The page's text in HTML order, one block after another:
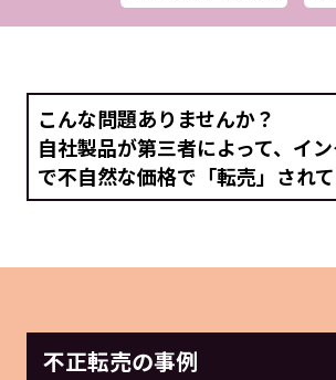
こんな問題ありませんか？
自社製品が第三者によって、イ
で不自然な価格で「転売」され
不正転売の事例